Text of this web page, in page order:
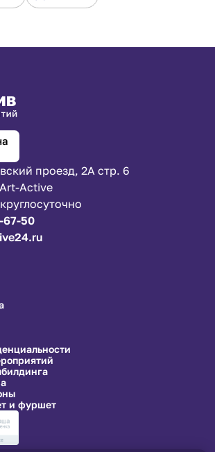
размещения мелких предметов.
проезд, 2А стр. 6
Active
67-50
и фуршет